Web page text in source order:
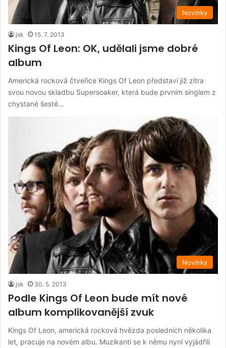
Novinky
jsk 15. 7. 2013
Kings Of Leon: OK, udělali jsme dobré
album
Americká rocková čtveřice Kings Of Leon představí již zítra
svou novou skladbu Supersoaker, která bude prvním singlem z
chystané šesté…
Novinky
jsk 30. 5. 2013
Podle Kings Of Leon bude mít nové
album komplikovanější zvuk
Kings Of Leon, americká rocková hvězda posledních několika
let, pracuje na novém albu. Muzikanti se k němu nyní vyjádřili